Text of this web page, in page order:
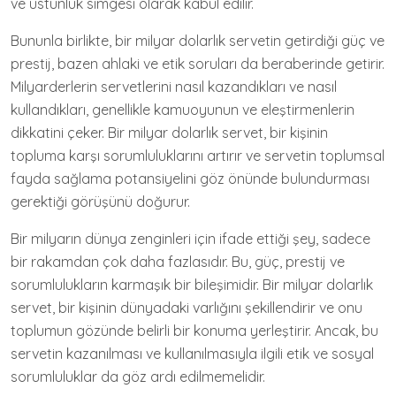
ve üstünlük simgesi olarak kabul edilir.
Bununla birlikte, bir milyar dolarlık servetin getirdiği güç ve
prestij, bazen ahlaki ve etik soruları da beraberinde getirir.
Milyarderlerin servetlerini nasıl kazandıkları ve nasıl
kullandıkları, genellikle kamuoyunun ve eleştirmenlerin
dikkatini çeker. Bir milyar dolarlık servet, bir kişinin
topluma karşı sorumluluklarını artırır ve servetin toplumsal
fayda sağlama potansiyelini göz önünde bulundurması
gerektiği görüşünü doğurur.
Bir milyarın dünya zenginleri için ifade ettiği şey, sadece
bir rakamdan çok daha fazlasıdır. Bu, güç, prestij ve
sorumlulukların karmaşık bir bileşimidir. Bir milyar dolarlık
servet, bir kişinin dünyadaki varlığını şekillendirir ve onu
toplumun gözünde belirli bir konuma yerleştirir. Ancak, bu
servetin kazanılması ve kullanılmasıyla ilgili etik ve sosyal
sorumluluklar da göz ardı edilmemelidir.